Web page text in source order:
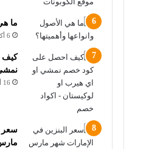
ما
6 أكتوبر، 2023
كيف
16 أغسطس، 2022
سعر
مارس